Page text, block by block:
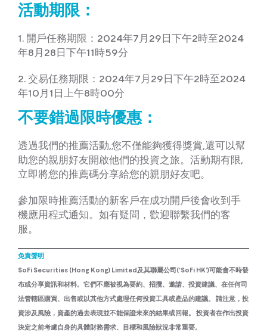
活動期限：
1. 開戶任務期限：2024年7月29日下午2時至2024
年8月28日下午11時59分
2. 交易任務期限：2024年7月29日下午2時至2024
年10月1日上午8時00分
不要錯過限時優惠：
透過我們的推薦活動,您不僅能夠獲得獎賞,還可以幫
助您的親朋好友開啟他們的投資之旅。活動期有限,
立即將您的推薦碼分享給您的親朋好友吧。
參加限時推薦活動的新客戶在成功開戶後會收到手
機應用程式通知。如有疑問，歡迎聯繫我們的客
服。
免責聲明
SoFi Securities (Hong Kong) Limited及其聯屬公司(‘SoFi HK’)可能會不時發
布或分享資訊和材料。它們不應被視為要約、招攬、邀請、投資建議、在任何司
法管轄區購買、出售或以其他方式處理任何投資工具或產品的建議。 請注意，投
資涉及風險，資產的過去表現並不能保證未來的結果或回報。 投資者在作出投資
決定之前考慮自身的具體財務需求、目標和風險狀況非常重要。